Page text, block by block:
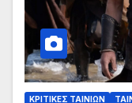
ΚΡΙΤΙΚΕΣ ΤΑΙΝΙΩΝ